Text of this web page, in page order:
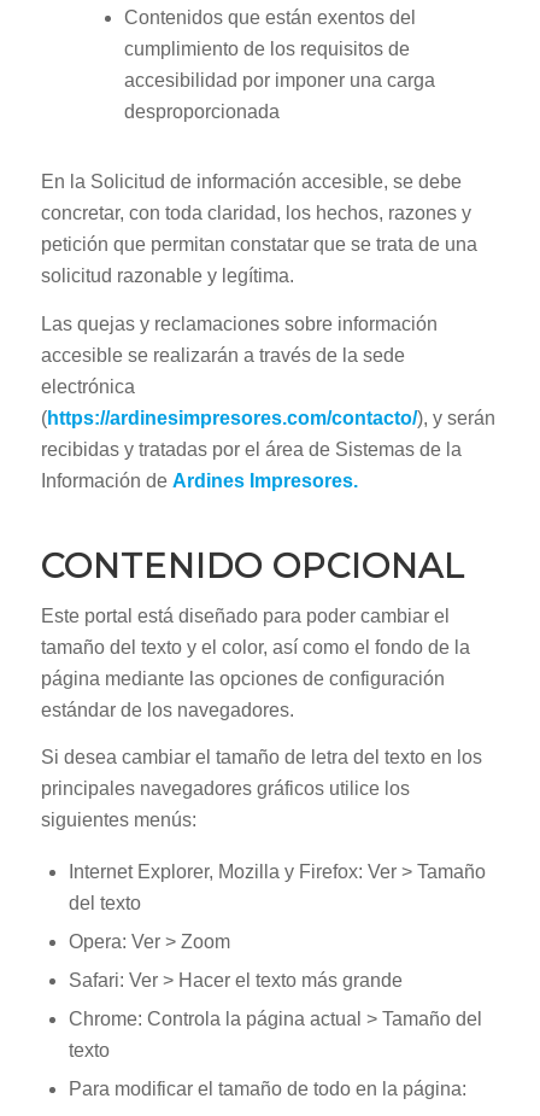
Contenidos que están exentos del
cumplimiento de los requisitos de
accesibilidad por imponer una carga
desproporcionada
En la Solicitud de información accesible, se debe
concretar, con toda claridad, los hechos, razones y
petición que permitan constatar que se trata de una
solicitud razonable y legítima.
Las quejas y reclamaciones sobre información
accesible se realizarán a través de la sede
electrónica
(https://ardinesimpresores.com/contacto/), y serán
recibidas y tratadas por el área de Sistemas de la
Información de Ardines Impresores.
CONTENIDO OPCIONAL
Este portal está diseñado para poder cambiar el
tamaño del texto y el color, así como el fondo de la
página mediante las opciones de configuración
estándar de los navegadores.
Si desea cambiar el tamaño de letra del texto en los
principales navegadores gráficos utilice los
siguientes menús:
Internet Explorer, Mozilla y Firefox: Ver > Tamaño
del texto
Opera: Ver > Zoom
Safari: Ver > Hacer el texto más grande
Chrome: Controla la página actual > Tamaño del
texto
Para modificar el tamaño de todo en la página: